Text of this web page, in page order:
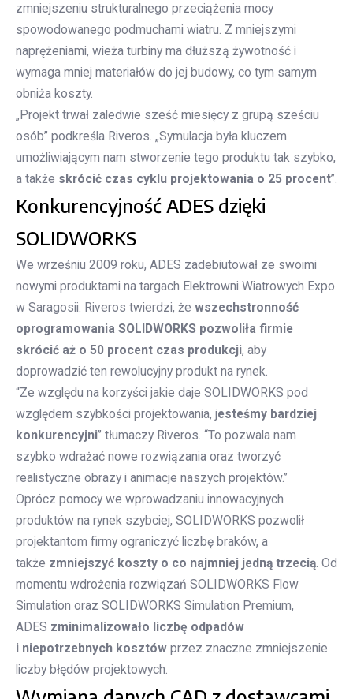
zmniejszeniu strukturalnego przeciążenia mocy
spowodowanego podmuchami wiatru. Z mniejszymi
naprężeniami, wieża turbiny ma dłuższą żywotność i
wymaga mniej materiałów do jej budowy, co tym samym
obniża koszty.
„Projekt trwał zaledwie sześć miesięcy z grupą sześciu
osób” podkreśla Riveros. „Symulacja była kluczem
umożliwiającym nam stworzenie tego produktu tak szybko,
a także skrócić czas cyklu projektowania o 25 procent”.
Konkurencyjność ADES dzięki
SOLIDWORKS
We wrześniu 2009 roku, ADES zadebiutował ze swoimi
nowymi produktami na targach Elektrowni Wiatrowych Expo
w Saragosii. Riveros twierdzi, że wszechstronność
oprogramowania SOLIDWORKS pozwoliła firmie
skrócić aż o 50 procent czas produkcji, aby
doprowadzić ten rewolucyjny produkt na rynek.
“Ze względu na korzyści jakie daje SOLIDWORKS pod
względem szybkości projektowania, jesteśmy bardziej
konkurencyjni” tłumaczy Riveros. “To pozwala nam
szybko wdrażać nowe rozwiązania oraz tworzyć
realistyczne obrazy i animacje naszych projektów.”
Oprócz pomocy we wprowadzaniu innowacyjnych
produktów na rynek szybciej, SOLIDWORKS pozwolił
projektantom firmy ograniczyć liczbę braków, a
także zmniejszyć koszty o co najmniej jedną trzecią. Od
momentu wdrożenia rozwiązań SOLIDWORKS Flow
Simulation oraz SOLIDWORKS Simulation Premium,
ADES zminimalizowało liczbę odpadów
i niepotrzebnych kosztówprzez znaczne zmniejszenie
liczby błędów projektowych.